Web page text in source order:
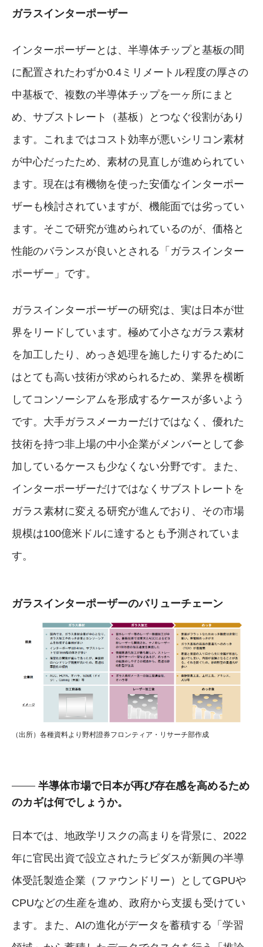
ガラスインターポーザー
インターポーザーとは、半導体チップと基板の間
に配置されたわずか0.4ミリメートル程度の厚さの
中基板で、複数の半導体チップを一ヶ所にまと
め、サブストレート（基板）とつなぐ役割があり
ます。これまではコスト効率が悪いシリコン素材
が中心だったため、素材の見直しが進められてい
ます。現在は有機物を使った安価なインターポー
ザーも検討されていますが、機能面では劣ってい
ます。そこで研究が進められているのが、価格と
性能のバランスが良いとされる「ガラスインター
ポーザー」です。
ガラスインターポーザーの研究は、実は日本が世
界をリードしています。極めて小さなガラス素材
を加工したり、めっき処理を施したりするために
はとても高い技術が求められるため、業界を横断
してコンソーシアムを形成するケースが多いよう
です。大手ガラスメーカーだけではなく、優れた
技術を持つ非上場の中小企業がメンバーとして参
加しているケースも少なくない分野です。また、
インターポーザーだけではなくサブストレートを
ガラス素材に変える研究が進んでおり、その市場
規模は100億米ドルに達するとも予測されていま
す。
ガラスインターポーザーのバリューチェーン
（出所）各種資料より野村證券フロンティア・リサーチ部作成
半導体市場で日本が再び存在感を高めるため
のカギは何でしょうか。
日本では、地政学リスクの高まりを背景に、2022
年に官民出資で設立されたラピダスが新興の半導
体受託製造企業（ファウンドリー）としてGPUや
CPUなどの生産を進め、政府から支援も受けてい
ます。また、AIの進化がデータを蓄積する「学習